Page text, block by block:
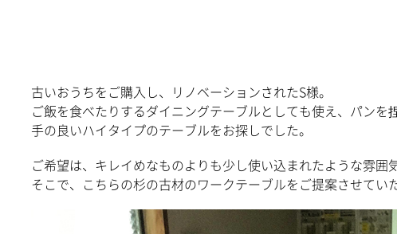
古いおうちをご購入し、リノベーションされたS様。
ご飯を食べたりするダイニングテーブルとしても使え、パン
手の良いハイタイプのテーブルをお探しでした。
ご希望は、キレイめなものよりも少し使い込まれたような雰囲
そこで、こちらの杉の古材のワークテーブルをご提案させてい